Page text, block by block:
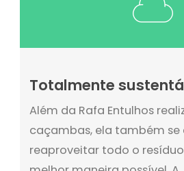
Totalmente
Além da Rafa Entulhos
caçambas, ela também
reaproveitar todo o